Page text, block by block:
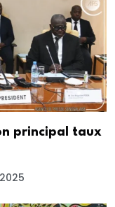
principal taux